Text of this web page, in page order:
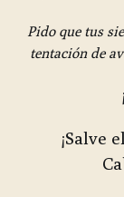
Pido que tus
tentación de
¡Salve